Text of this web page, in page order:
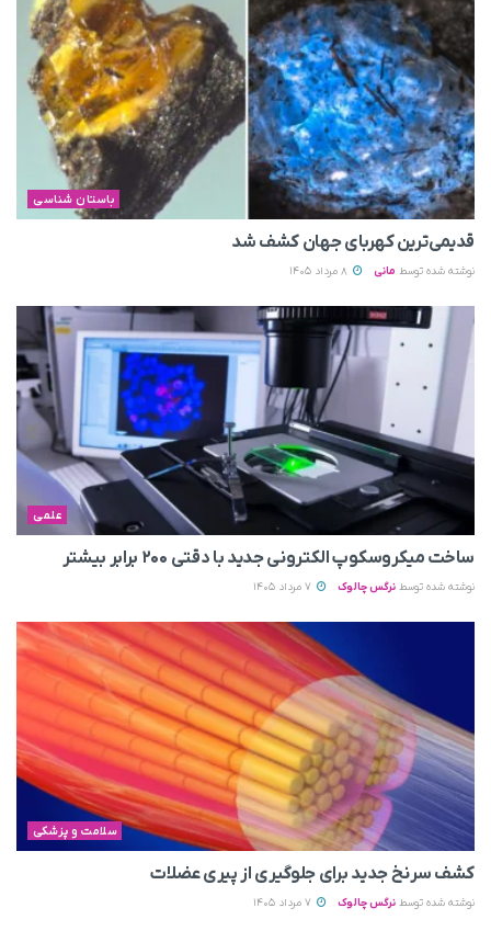
باستان شناسی
قدیمی‌ترین کهربای جهان کشف شد
نوشته شده توسط مانی
علمی
ساخت میکروسکوپ الکترونی جدید با دقتی ۲۰۰ برابر بیشتر
نوشته شده توسط نرگس چالوک
سلامت و پزشکی
کشف سرنخ جدید برای جلوگیری از پیری عضلات
نوشته شده توسط نرگس چالوک